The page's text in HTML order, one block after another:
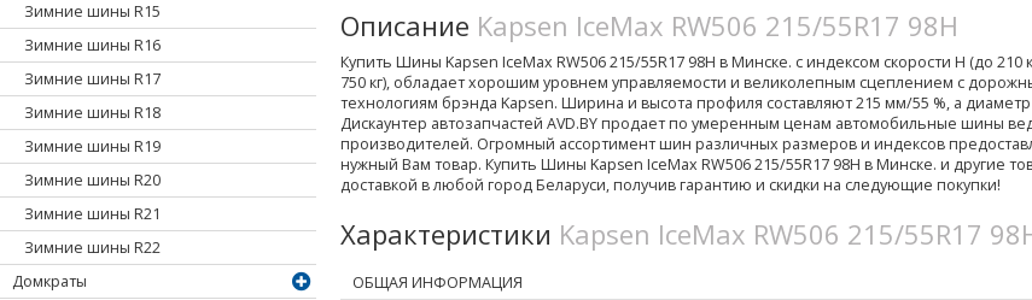
Зимние шины R15
Зимние шины R16
Зимние шины R17
Зимние шины R18
Зимние шины R19
Зимние шины R20
Зимние шины R21
Зимние шины R22
Домкраты
Описание Kapsen IceMax RW506 215/55R17 98H
Купить Шины Kapsen IceMax RW506 215/55R17 98H в Минске. с индексом скорости H (до 210
750 кг), обладает хорошим уровнем управляемости и великолепным сцеплением с
технологиям брэнда Kapsen. Ширина и высота профиля составляют 215 мм/55 %, а диаметр
Дискаунтер автозапчастей AVD.BY продает по умеренным ценам автомобильные шины
производителей. Огромный ассортимент шин различных размеров и индексов
нужный Вам товар. Купить Шины Kapsen IceMax RW506 215/55R17 98H в Минске. и другие
доставкой в любой город Беларуси, получив гарантию и скидки на следующие покупки!
Характеристики Kapsen IceMax RW506 215/55R17
ОБЩАЯ ИНФОРМАЦИЯ